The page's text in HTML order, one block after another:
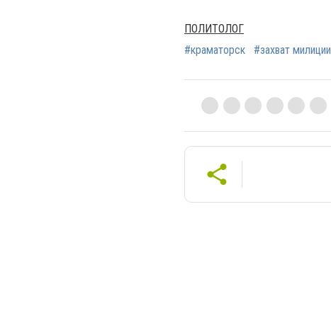
ПОЛИТОЛОГ
#краматорск
#захват милиции